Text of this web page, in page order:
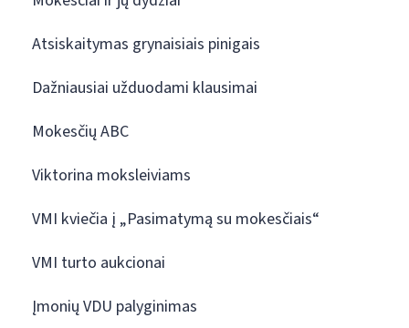
Atsiskaitymas grynaisiais pinigais
Dažniausiai užduodami klausimai
Mokesčių ABC
Viktorina moksleiviams
VMI kviečia į „Pasimatymą su mokesčiais“
VMI turto aukcionai
Įmonių VDU palyginimas